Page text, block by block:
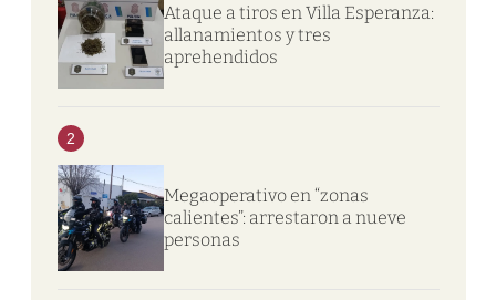
Ataque a tiros en Villa Esperanza:
allanamientos y tres
aprehendidos
2
Megaoperativo en “zonas
calientes”: arrestaron a nueve
personas